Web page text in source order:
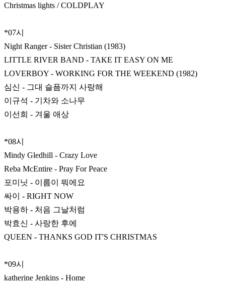
Christmas lights / COLDPLAY
*07시
Night Ranger - Sister Christian (1983)
LITTLE RIVER BAND - TAKE IT EASY ON ME
LOVERBOY - WORKING FOR THE WEEKEND (1982)
심신 - 그대 슬픔까지 사랑해
이규석 - 기차와 소나무
이선희 - 겨울 애상
*08시
Mindy Gledhill - Crazy Love
Reba McEntire - Pray For Peace
포미닛 - 이름이 뭐에요
싸이 - RIGHT NOW
박용하 - 처음 그날처럼
박효신 - 사랑한 후에
QUEEN - THANKS GOD IT'S CHRISTMAS
*09시
katherine Jenkins - Home